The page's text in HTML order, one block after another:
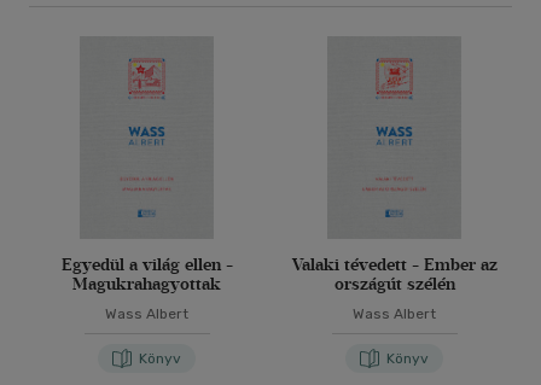
Egyedül a világ ellen -
Magukrahagyottak
Wass Albert
Könyv
Valaki tévedett - Ember az
országút szélén
Wass Albert
Könyv